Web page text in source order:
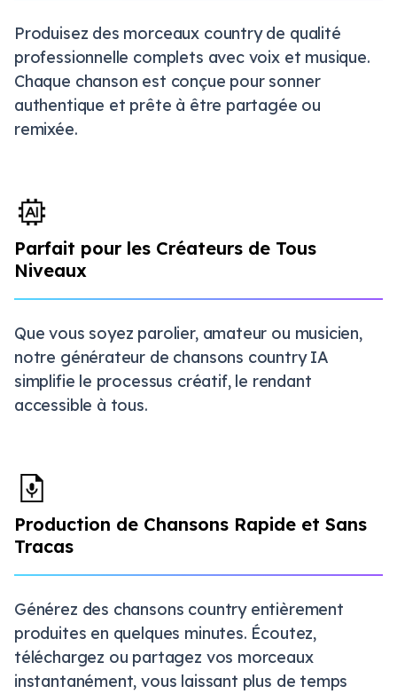
Produisez des morceaux country de qualité
professionnelle complets avec voix et musique.
Chaque chanson est conçue pour sonner
authentique et prête à être partagée ou
remixée.
Parfait pour les Créateurs de Tous
Niveaux
Que vous soyez parolier, amateur ou musicien,
notre générateur de chansons country IA
simplifie le processus créatif, le rendant
accessible à tous.
Production de Chansons Rapide et Sans
Tracas
Générez des chansons country entièrement
produites en quelques minutes. Écoutez,
téléchargez ou partagez vos morceaux
instantanément, vous laissant plus de temps